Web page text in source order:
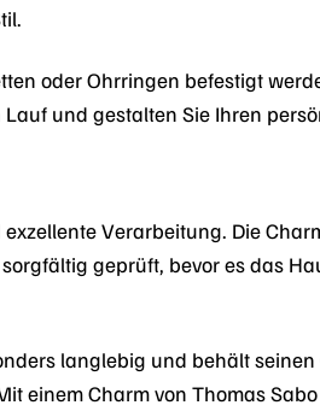
oder Ohrringen befestigt
und gestalten Sie Ihren
Verarbeitung. Die
geprüft, bevor es das
langlebig und behält
einem Charm von Thomas